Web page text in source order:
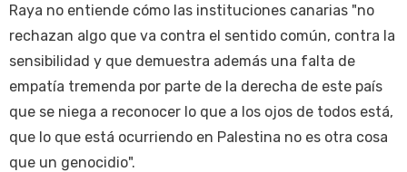
Raya no entiende cómo las instituciones canarias "no
rechazan algo que va contra el sentido común, contra la
sensibilidad y que demuestra además una falta de
empatía tremenda por parte de la derecha de este país
que se niega a reconocer lo que a los ojos de todos está,
que lo que está ocurriendo en Palestina no es otra cosa
que un genocidio".